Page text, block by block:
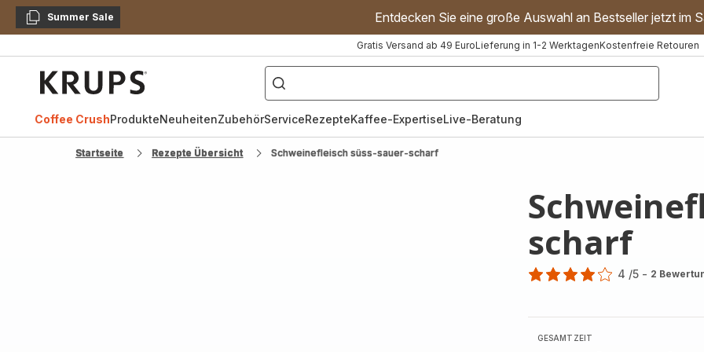
KopierenSummer Sale Entdecken Sie eine große Auswahl an Bestseller jetzt im
Gratis Versand ab 49 EuroLieferung in 1-2 WerktagenKostenfreie Retouren
["Kaffeevollautomat","Handmixer","Waffeleisen"]
Coffee CrushProdukteNeuheitenZubehörServiceRezepteKaffee-ExpertiseLive-Beratung
Startseite Rezepte Übersicht Schweinefleisch süss-sauer-scharf
scharf
4
Sternen
4 /5 - 2
GESAMTZEIT